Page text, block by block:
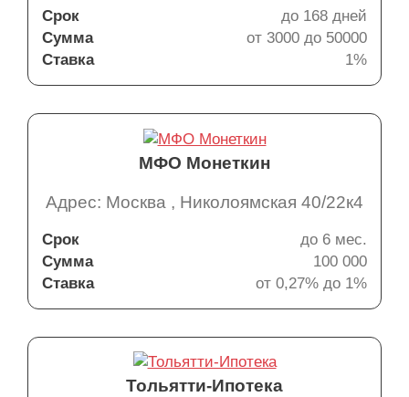
Срок
до 168 дней
Сумма
от 3000 до 50000
Ставка
1%
МФО Монеткин
Адрес: Москва , Николоямская 40/22к4
Срок
до 6 мес.
Сумма
100 000
Ставка
от 0,27% до 1%
Тольятти-Ипотека